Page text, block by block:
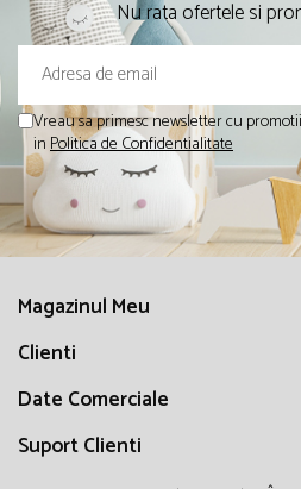
Nu rata ofertele si
Vreau sa primesc newsletter cu
inPolitica de Confidentialitate
Magazinul Meu
Clienti
Date Comerciale
Suport Clienti